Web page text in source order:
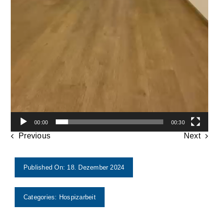
00:00 00:30
Previous Next
Published On: 18. Dezember 2024
Categories: Hospizarbeit